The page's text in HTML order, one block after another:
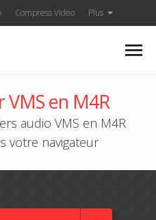
Compress Video Plus
VMS en M4R
audio VMS en M4R
votre navigateur